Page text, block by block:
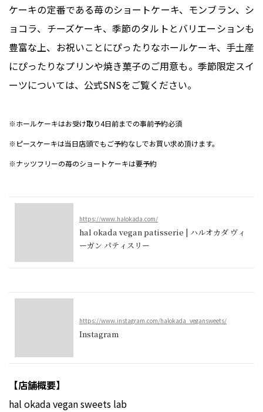
ケーキの定番である苺のショートケーキ、モンブラン、シ
ョコラ、チーズケーキ、季節のタルトとバリエーションも
豊富な上、お祝いことにぴったりなホールケーキ、手土産
にぴったりなプリンや焼き菓子のご用意も。季節限定スイ
ーツについては、公式SNSをご覧ください。
※ホールケーキはお受け取り4日前までの事前予約必須
※ピースケーキは当日店頭でもご予約なしでお買い求め頂けます。
※ナッツフリーの苺のショートケーキは要予約
https://www.halokada.com/
hal okada vegan patisserie | ハルオカダ ヴィ
ーガン パティスリー
https://www.instagram.com/halokada_vegansweets/
Instagram
【店舗概要】
hal okada vegan sweets lab